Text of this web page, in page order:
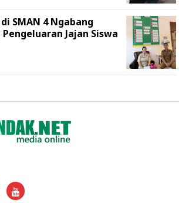
SMAN 4 Ngabang
Jajan Siswa